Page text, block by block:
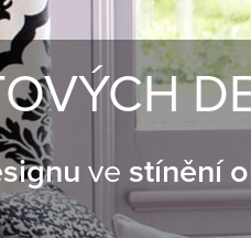
ve stínění